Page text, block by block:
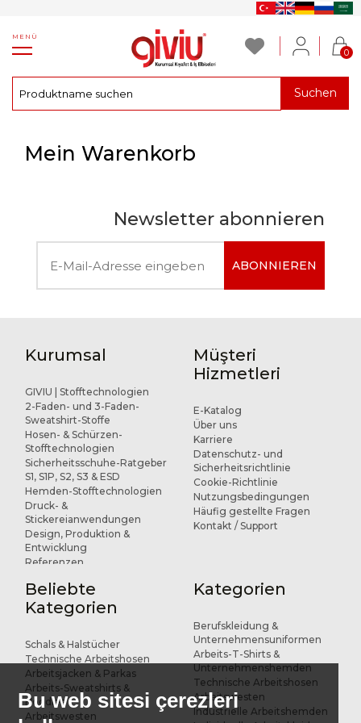
MENÜ
0
Suchen
Mein Warenkorb
Newsletter abonnieren
ABONNIEREN
Kurumsal
GIVIU | Stofftechnologien
2-Faden- und 3-Faden-
Sweatshirt-Stoffe
Hosen- & Schürzen-
Stofftechnologien
Sicherheitsschuhe-Ratgeber
S1, S1P, S2, S3 & ESD
Hemden-Stofftechnologien
Druck- &
Stickereianwendungen
Design, Produktion &
Entwicklung
Referenzen
Müşteri
Hizmetleri
E-Katalog
Über uns
Karriere
Datenschutz- und
Sicherheitsrichtlinie
Cookie-Richtlinie
Nutzungsbedingungen
Häufig gestellte Fragen
Kontakt / Support
Beliebte
Kategorien
Schals & Halstücher
Technische Arbeitshosen
Arbeitsjacken & Parkas
Arbeits-Sweatshirts &
Hoodies
Arbeitswesten
Kategorien
Berufskleidung &
Unternehmensuniformen
Arbeits-T-Shirts &
Unternehmenshemden
Technische Arbeitshosen
Arbeitswesten
Industrielle Arbeitshemden
Bu web sitesi çerezleri